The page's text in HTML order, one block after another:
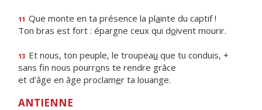
11 Que monte en ta présence la plainte du captif !
Ton bras est fort : épargne ceux qui doivent mourir.
13 Et nous, ton peuple, le troupeau que tu conduis, +
sans fin nous pourrons te rendre grâce
et d’âge en âge proclamer ta louange.
ANTIENNE